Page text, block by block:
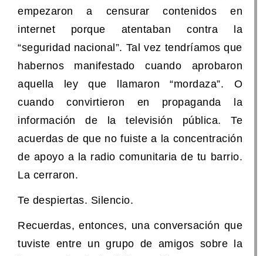
empezaron a censurar contenidos en
internet porque atentaban contra la
“seguridad nacional”. Tal vez tendríamos que
habernos manifestado cuando aprobaron
aquella ley que llamaron “mordaza”. O
cuando convirtieron en propaganda la
información de la televisión pública. Te
acuerdas de que no fuiste a la concentración
de apoyo a la radio comunitaria de tu barrio.
La cerraron.
Te despiertas. Silencio.
Recuerdas, entonces, una conversación que
tuviste entre un grupo de amigos sobre la